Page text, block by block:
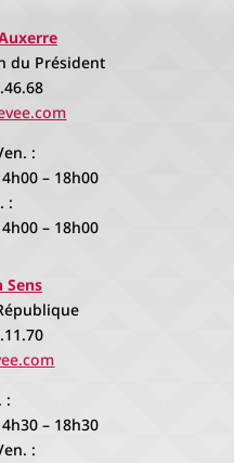
du Président
:
– 18h00
:
– 18h00
Sens
:
– 18h30
: